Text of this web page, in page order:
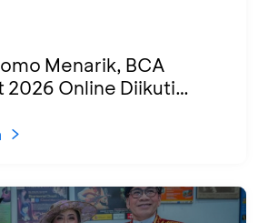
Menarik, BCA
2026 Online Diikuti